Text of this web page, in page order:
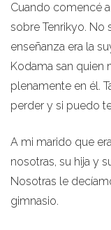
Cuando comencé
sobre Tenrikyo. No
enseñanza era la
Kodama san quien
plenamente en él.
perder y si puedo
A mi marido que
nosotras, su hija y
Nosotras le
gimnasio.